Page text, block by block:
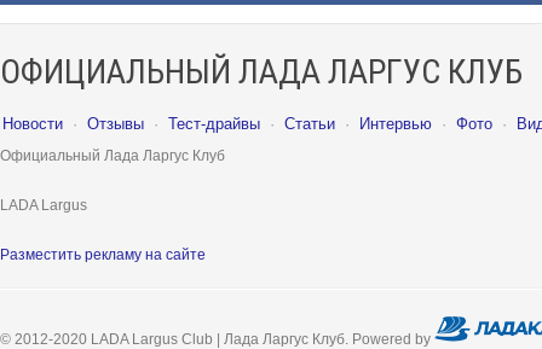
ОФИЦИАЛЬНЫЙ ЛАДА ЛАРГУС КЛУБ
Новости · Отзывы · Тест-драйвы · Статьи · Интервью · Фото ·
Официальный Лада Ларгус Клуб
LADA Largus
Разместить рекламу на сайте
© 2012-2020 LADA Largus Club | Лада Ларгус Клуб. Powered by